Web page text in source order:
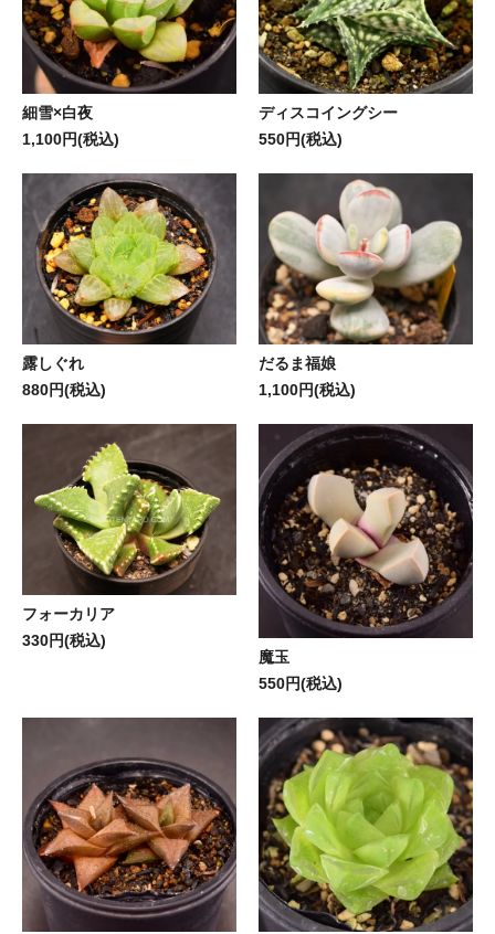
細雪×白夜
1,100円(税込)
ディスコイングシー
550円(税込)
露しぐれ
880円(税込)
だるま福娘
1,100円(税込)
フォーカリア
330円(税込)
魔玉
550円(税込)